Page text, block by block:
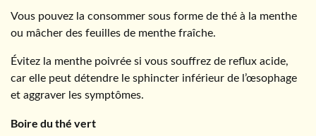
Vous pouvez la consommer sous forme de thé à la menthe
ou mâcher des feuilles de menthe fraîche.
Évitez la menthe poivrée si vous souffrez de reflux acide,
car elle peut détendre le sphincter inférieur de l’œsophage
et aggraver les symptômes.
Boire du thé vert